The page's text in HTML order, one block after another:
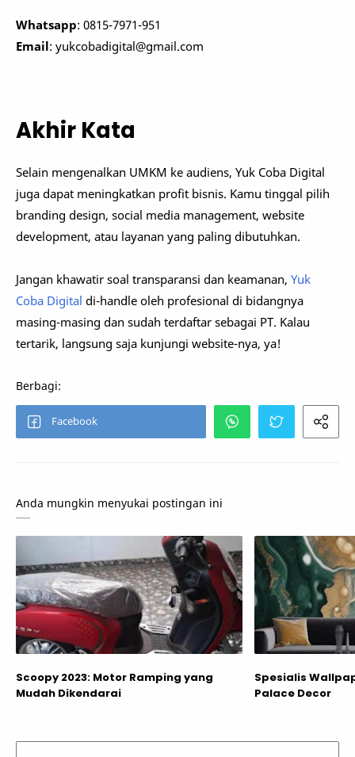
Whatsapp: 0815-7971-951
Email: yukcobadigital@gmail.com
Akhir Kata
Selain mengenalkan UMKM ke audiens, Yuk Coba Digital
juga dapat meningkatkan profit bisnis. Kamu tinggal pilih
branding design, social media management, website
development, atau layanan yang paling dibutuhkan.
Jangan khawatir soal transparansi dan keamanan, Yuk
Coba Digital di-handle oleh profesional di bidangnya
masing-masing dan sudah terdaftar sebagai PT. Kalau
tertarik, langsung saja kunjungi website-nya, ya!
Anda mungkin menyukai postingan ini
Scoopy 2023: Motor Ramping yang
Mudah Dikendarai
Spesialis
Palace Decor